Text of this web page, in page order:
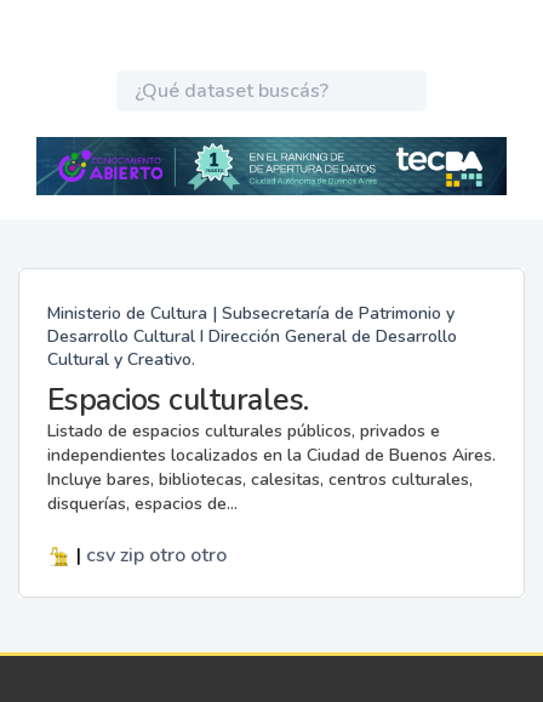
Ministerio de Cultura | Subsecretaría de Patrimonio y
Desarrollo Cultural I Dirección General de Desarrollo
Cultural y Creativo.
Espacios culturales.
Listado de espacios culturales públicos, privados e
independientes localizados en la Ciudad de Buenos Aires.
Incluye bares, bibliotecas, calesitas, centros culturales,
disquerías, espacios de...
| csv zip otro otro